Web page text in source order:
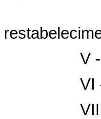
- ciclo
adoção
- adoção